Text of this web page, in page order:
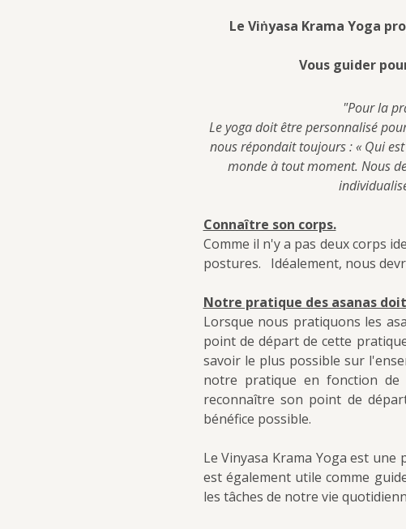
Le Viṅyasa Krama Yoga
Vous guider
"Pour la
Le yoga doit être personnalisé
nous répondait toujours : « Qui
monde à tout moment. Nous
Connaître son corps.
Comme il n'y a pas deux corps
postures.   Idéalement, nous
Notre pratique des asanas
Lorsque nous pratiquons les
point de départ de cette
savoir le plus possible sur
notre pratique en fonction de
reconnaître son point de
bénéfice possible.
Le Vinyasa Krama Yoga est une
est également utile comme
les tâches de notre vie